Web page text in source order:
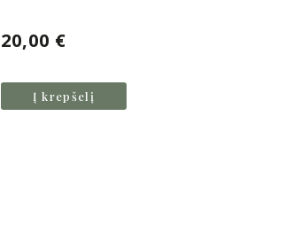
20,00 €
Į krepšelį